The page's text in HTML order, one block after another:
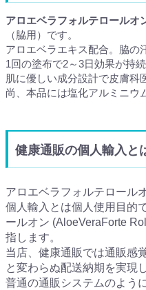
アロエベラフォルテロールオ
（脇用）です。
アロエベラエキス配合。脇の
1回の塗布で2～3日効果が持続
肌に優しい成分設計で皮膚科
尚、本品には塩化アルミニウ
健康通販の個人輸入と
アロエベラフォルテロール
個人輸入とは個人使用目的
ールオン (AloeVeraForte
指します。
当店、健康通販では通販感
と変わらぬ配送納期を実現
普通の通販システムのよう